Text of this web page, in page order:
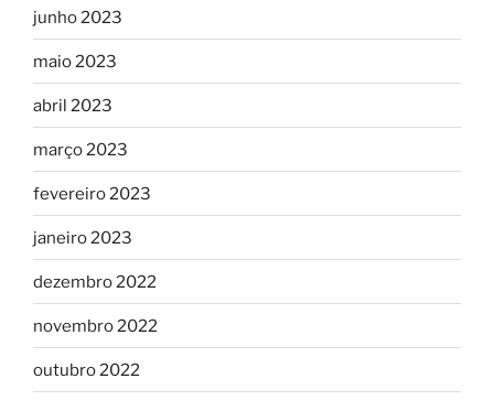
junho 2023
maio 2023
abril 2023
março 2023
fevereiro 2023
janeiro 2023
dezembro 2022
novembro 2022
outubro 2022